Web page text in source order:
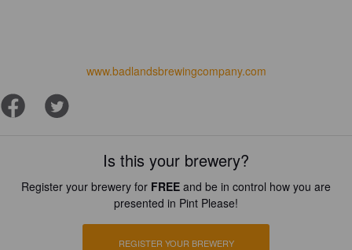
www.badlandsbrewingcompany.com
Is this your brewery?
Register your brewery for FREE and be in control how you are
presented in Pint Please!
REGISTER YOUR BREWERY